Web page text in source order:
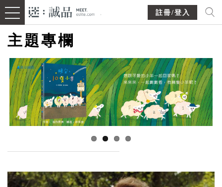
註冊/登入
主題專欄